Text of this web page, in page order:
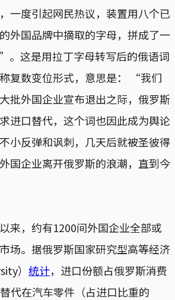
一度引起网民热议，装置用八个已
外国品牌中摘取的字母，拼成了一
这是用拉丁字母转写后的俄语词
复数变位形式，意思是： “我们
批外国企业宣布退出之际，俄罗斯
进口替代，这个词也因此成为舆论
小反弹和讽刺，几天后就被圣彼得
国企业离开俄罗斯的浪潮，直到今
来，约有1200间外国企业全部或
场。据俄罗斯国家研究型高等经济
） 统计，进口份额占俄罗斯消费
代在汽车零件（占进口比重的